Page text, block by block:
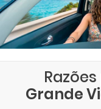
Grande